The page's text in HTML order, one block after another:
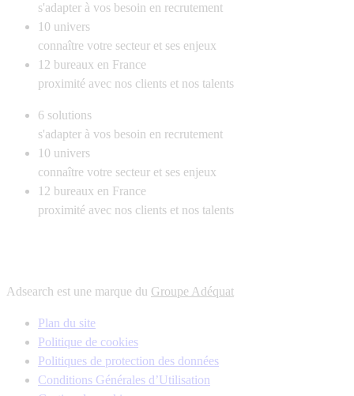
s'adapter à vos besoin en recrutement
10 univers
connaître votre secteur et ses enjeux
12 bureaux en France
proximité avec nos clients et nos talents
6 solutions
s'adapter à vos besoin en recrutement
10 univers
connaître votre secteur et ses enjeux
12 bureaux en France
proximité avec nos clients et nos talents
Adsearch est une marque du Groupe Adéquat
Plan du site
Politique de cookies
Politiques de protection des données
Conditions Générales d’Utilisation